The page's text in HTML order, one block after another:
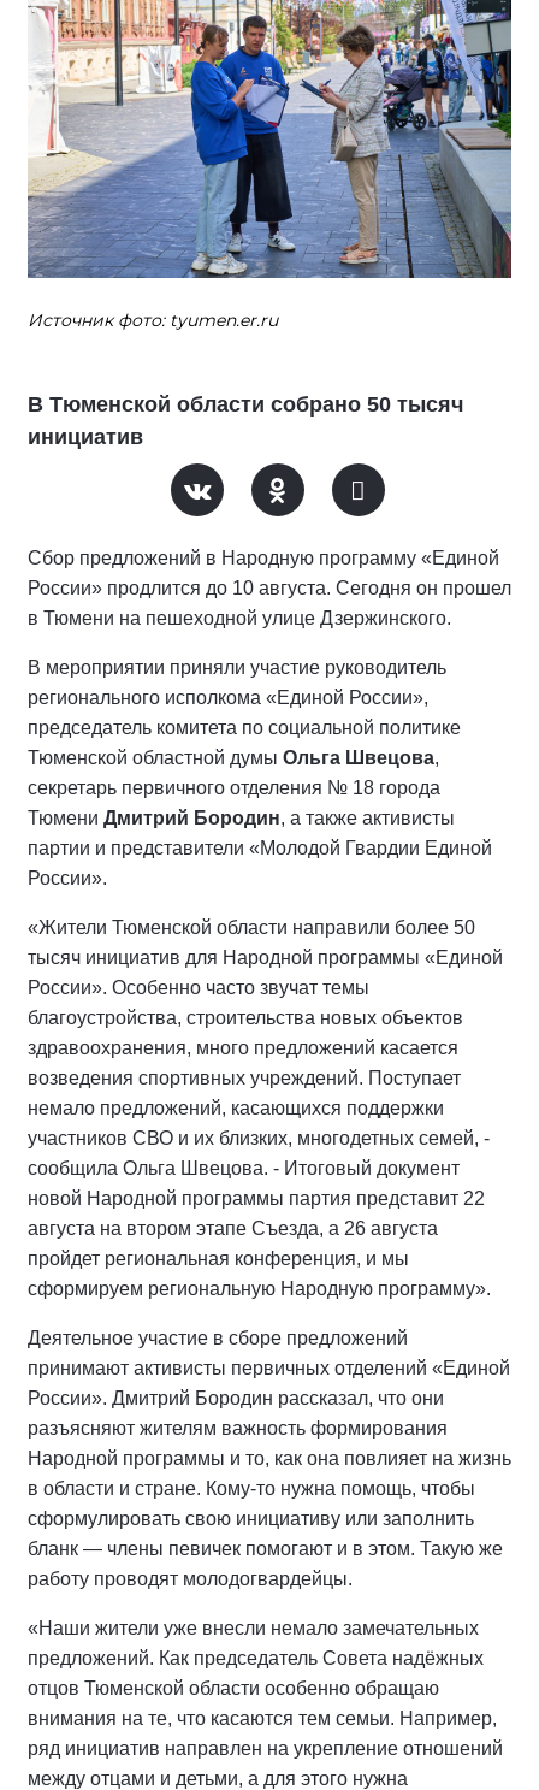
Источник фото: tyumen.er.ru
В Тюменской области собрано 50 тысяч
инициатив
Сбор предложений в Народную программу «Единой
России» продлится до 10 августа. Сегодня он прошел
в Тюмени на пешеходной улице Дзержинского.
В мероприятии приняли участие руководитель
регионального исполкома «Единой России»,
председатель комитета по социальной политике
Тюменской областной думы Ольга Швецова,
секретарь первичного отделения № 18 города
Тюмени Дмитрий Бородин, а также активисты
партии и представители «Молодой Гвардии Единой
России».
«Жители Тюменской области направили более 50
тысяч инициатив для Народной программы «Единой
России». Особенно часто звучат темы
благоустройства, строительства новых объектов
здравоохранения, много предложений касается
возведения спортивных учреждений. Поступает
немало предложений, касающихся поддержки
участников СВО и их близких, многодетных семей, -
сообщила Ольга Швецова. - Итоговый документ
новой Народной программы партия представит 22
августа на втором этапе Съезда, а 26 августа
пройдет региональная конференция, и мы
сформируем региональную Народную программу».
Деятельное участие в сборе предложений
принимают активисты первичных отделений «Единой
России». Дмитрий Бородин рассказал, что они
разъясняют жителям важность формирования
Народной программы и то, как она повлияет на жизнь
в области и стране. Кому-то нужна помощь, чтобы
сформулировать свою инициативу или заполнить
бланк — члены певичек помогают и в этом. Такую же
работу проводят молодогвардейцы.
«Наши жители уже внесли немало замечательных
предложений. Как председатель Совета надёжных
отцов Тюменской области особенно обращаю
внимания на те, что касаются тем семьи. Например,
ряд инициатив направлен на укрепление отношений
между отцами и детьми, а для этого нужна